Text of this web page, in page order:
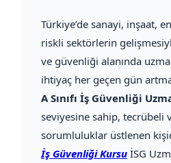
Türkiye’de sanayi, inşaat,
riskli sektörlerin
ve güvenliği alanında
ihtiyaç her geçen gün
A Sınıfı İş Güvenliği
seviyesine sahip, tecrübeli
sorumluluklar üstlenen
İş Güvenliği Kursu İSG